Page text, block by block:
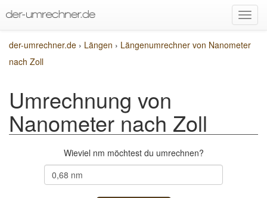
der-umrechner.de › Längen › Längenumrechner von Nanometer
nach Zoll
Umrechnung von
Nanometer nach Zoll
Wieviel nm möchtest du umrechnen?